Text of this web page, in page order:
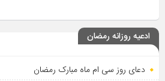
ادعیه روزانه رمضان
دعای روز سی ام ماه مبارک رمضان